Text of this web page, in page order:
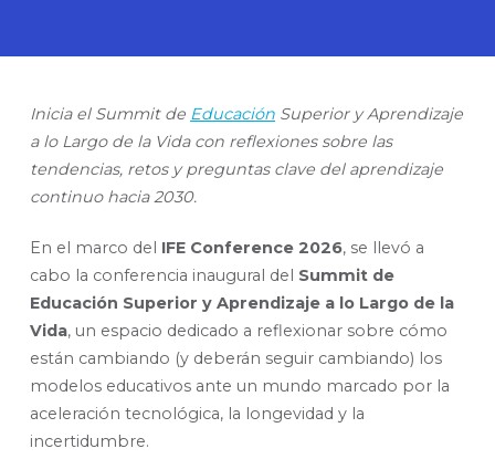
Inicia el Summit de Educación Superior y Aprendizaje
a lo Largo de la Vida con reflexiones sobre las
tendencias, retos y preguntas clave del aprendizaje
continuo hacia 2030.
En el marco del IFE Conference 2026, se llevó a
cabo la conferencia inaugural del Summit de
Educación Superior y Aprendizaje a lo Largo de la
Vida, un espacio dedicado a reflexionar sobre cómo
están cambiando (y deberán seguir cambiando) los
modelos educativos ante un mundo marcado por la
aceleración tecnológica, la longevidad y la
incertidumbre.